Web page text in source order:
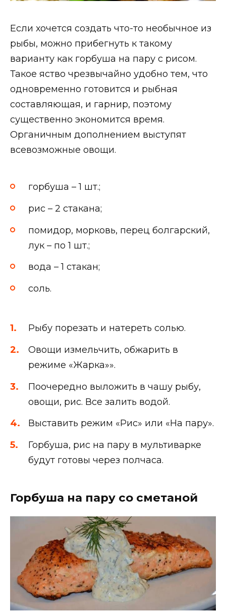
Если хочется создать что-то необычное из
рыбы, можно прибегнуть к такому
варианту как горбуша на пару с рисом.
Такое яство чрезвычайно удобно тем, что
одновременно готовится и рыбная
составляющая, и гарнир, поэтому
существенно экономится время.
Органичным дополнением выступят
всевозможные овощи.
горбуша – 1 шт.;
рис – 2 стакана;
помидор, морковь, перец болгарский,
лук – по 1 шт.;
вода – 1 стакан;
соль.
Рыбу порезать и натереть солью.
Овощи измельчить, обжарить в
режиме «Жарка»».
Поочередно выложить в чашу рыбу,
овощи, рис. Все залить водой.
Выставить режим «Рис» или «На пару».
Горбуша, рис на пару в мультиварке
будут готовы через полчаса.
Горбуша на пару со сметаной